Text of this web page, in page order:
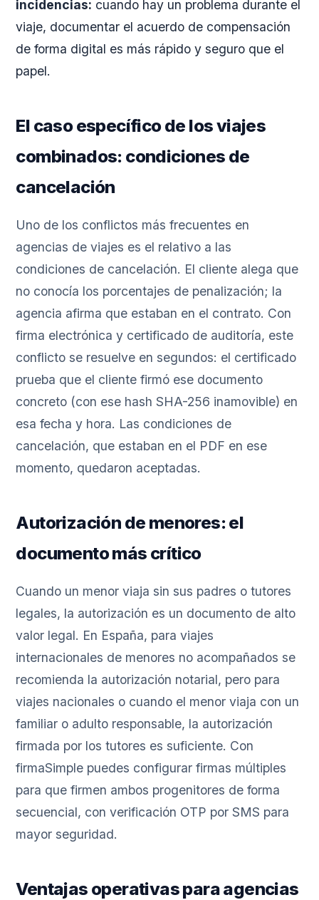
incidencias: cuando hay un problema durante el
viaje, documentar el acuerdo de compensación
de forma digital es más rápido y seguro que el
papel.
El caso específico de los viajes
combinados: condiciones de
cancelación
Uno de los conflictos más frecuentes en
agencias de viajes es el relativo a las
condiciones de cancelación. El cliente alega que
no conocía los porcentajes de penalización; la
agencia afirma que estaban en el contrato. Con
firma electrónica y certificado de auditoría, este
conflicto se resuelve en segundos: el certificado
prueba que el cliente firmó ese documento
concreto (con ese hash SHA-256 inamovible) en
esa fecha y hora. Las condiciones de
cancelación, que estaban en el PDF en ese
momento, quedaron aceptadas.
Autorización de menores: el
documento más crítico
Cuando un menor viaja sin sus padres o tutores
legales, la autorización es un documento de alto
valor legal. En España, para viajes
internacionales de menores no acompañados se
recomienda la autorización notarial, pero para
viajes nacionales o cuando el menor viaja con un
familiar o adulto responsable, la autorización
firmada por los tutores es suficiente. Con
firmaSimple puedes configurar firmas múltiples
para que firmen ambos progenitores de forma
secuencial, con verificación OTP por SMS para
mayor seguridad.
Ventajas operativas para agencias